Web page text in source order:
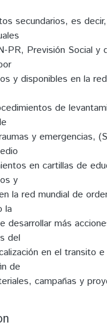
secundarios, es
PR, Previsión Social y
y disponibles en la
de
y emergencias,
en cartillas de
y
la red mundial de
la
desarrollar más
del
en el transito
de
campañas y